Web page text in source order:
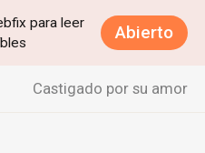
para leer
Abierto
Castigado por su amor